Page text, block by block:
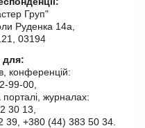
Груп"
Руденка 14а,
03194
для:
конференцій:
99-00,
журналах:
30 13,
39, +380 (44) 383 50 34.